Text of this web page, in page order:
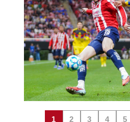
1 2 3 4 5